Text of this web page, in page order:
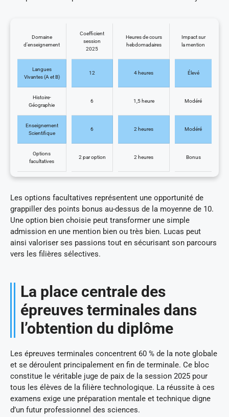
Domaine
d’enseignement
Coefficient
session
2025
Heures de cours
hebdomadaires
Impact sur
la mention
Langues
Vivantes (A et B)
12 4 heures Élevé
Histoire-
Géographie
6 1,5 heure Modéré
Enseignement
Scientifique
6 2 heures Modéré
Options
facultatives
2 par option 2 heures Bonus
Les options facultatives représentent une opportunité de
grappiller des points bonus au-dessus de la moyenne de 10.
Une option bien choisie peut transformer une simple
admission en une mention bien ou très bien. Lucas peut
ainsi valoriser ses passions tout en sécurisant son parcours
vers les filières sélectives.
La place centrale des
épreuves terminales dans
l’obtention du diplôme
Les épreuves terminales concentrent 60 % de la note globale
et se déroulent principalement en fin de terminale. Ce bloc
constitue le véritable juge de paix de la session 2025 pour
tous les élèves de la filière technologique. La réussite à ces
examens exige une préparation mentale et technique digne
d’un futur professionnel des sciences.